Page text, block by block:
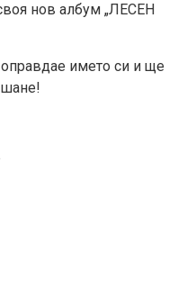
нов албум „ЛЕСЕН
името си и ще